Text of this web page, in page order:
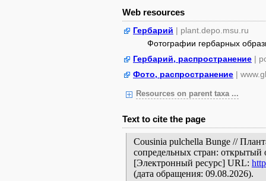
Web resources
Гербарий | plant.depo.msu.ru
Фотографии гербарных
Гербарий, распространение |
Фото, распространение |
Resources on parent taxa ...
Text to cite the page
Cousinia pulchella Bunge //
сопредельных стран: открытый
[Электронный ресурс] URL:
(дата обращения: 09.08.2026).